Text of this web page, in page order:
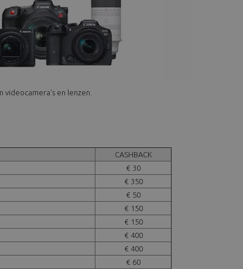
videocamera's en lenzen.
CASHBACK
€ 30
€ 350
€ 50
€ 150
€ 150
€ 400
€ 400
€ 60